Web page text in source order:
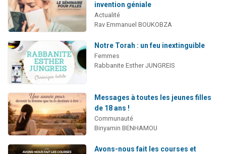
invention géniale
Actualité
Rav Emmanuel BOUKOBZA
Notre Torah : un feu inextinguible
Femmes
Rabbanite Esther JUNGREIS
Messages à toutes les jeunes filles
de 18 ans !
Communauté
Binyamin BENHAMOU
Avons-nous fait les courses et